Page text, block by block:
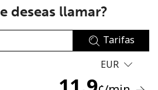
deseas llamar?
Tarifas
EUR